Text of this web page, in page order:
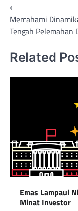
Post
navigation
⟵
Memahami
Tengah Pelemahan
Related
Emas Lampaui
Minat Investor